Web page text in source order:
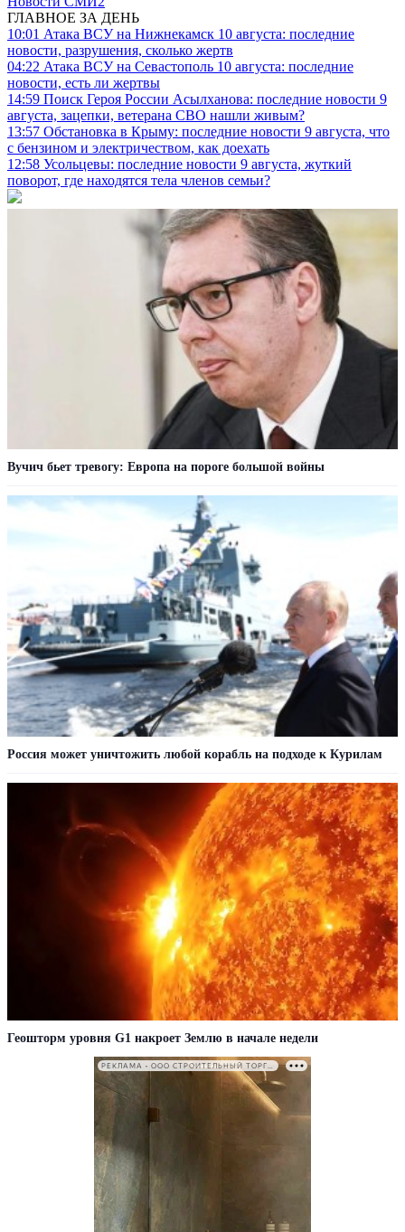
ГЛАВНОЕ ЗА ДЕНЬ
10:01 Атака ВСУ на Нижнекамск 10 августа: последние
новости, разрушения, сколько жертв
04:22 Атака ВСУ на Севастополь 10 августа: последние
новости, есть ли жертвы
14:59 Поиск Героя России Асылханова: последние новости 9
августа, зацепки, ветерана СВО нашли живым?
13:57 Обстановка в Крыму: последние новости 9 августа, что
с бензином и электричеством, как доехать
12:58 Усольцевы: последние новости 9 августа, жуткий
поворот, где находятся тела членов семьи?
Вучич бьет тревогу: Европа на пороге большой войны
Россия может уничтожить любой корабль на подходе к Курилам
Геошторм уровня G1 накроет Землю в начале недели